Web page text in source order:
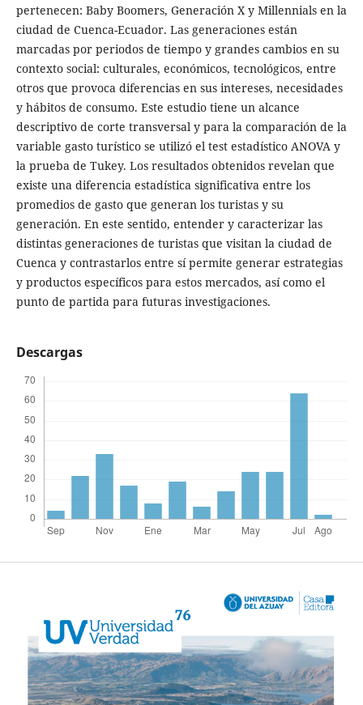
pertenecen: Baby Boomers, Generación X y Millennials en la
ciudad de Cuenca-Ecuador. Las generaciones están
marcadas por periodos de tiempo y grandes cambios en su
contexto social: culturales, económicos, tecnológicos, entre
otros que provoca diferencias en sus intereses, necesidades
y hábitos de consumo. Este estudio tiene un alcance
descriptivo de corte transversal y para la comparación de la
variable gasto turístico se utilizó el test estadístico ANOVA y
la prueba de Tukey. Los resultados obtenidos revelan que
existe una diferencia estadística significativa entre los
promedios de gasto que generan los turistas y su
generación. En este sentido, entender y caracterizar las
distintas generaciones de turistas que visitan la ciudad de
Cuenca y contrastarlos entre sí permite generar estrategias
y productos específicos para estos mercados, así como el
punto de partida para futuras investigaciones.
Descargas